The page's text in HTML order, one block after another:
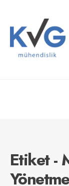
Etiket -